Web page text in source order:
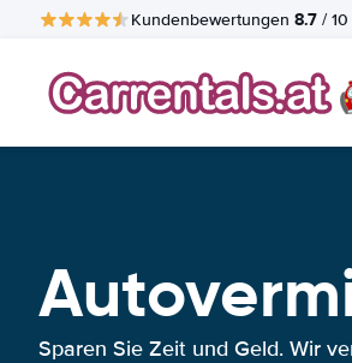
Kundenbewertungen 8.7 / 10
Sparen Sie Zeit und Geld. Wir